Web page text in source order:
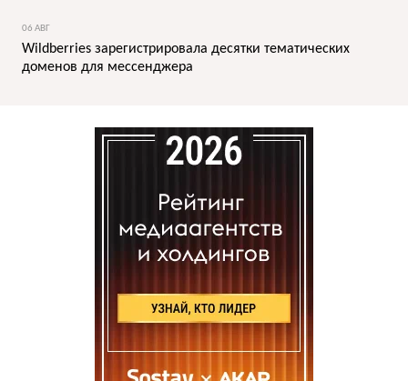
06 АВГ
Wildberries зарегистрировала десятки тематических
доменов для мессенджера